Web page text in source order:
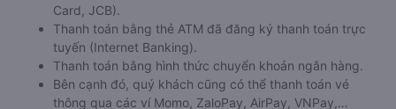
Card, JCB).
Thanh toán bằng thẻ ATM đã đăng ký thanh toán trực
tuyến (Internet Banking).
Thanh toán bằng hình thức chuyển khoản ngân hàng.
Bên cạnh đó, quý khách cũng có thể thanh toán vé
thông qua các ví Momo, ZaloPay, AirPay, VNPay,…